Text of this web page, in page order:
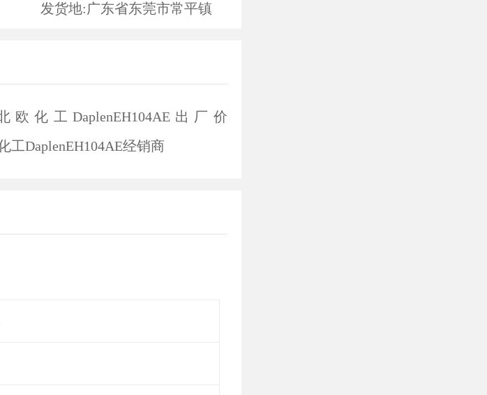
发货地:广东省东莞市常平镇
欧化工DaplenEH104AE出厂价
工DaplenEH104AE经销商